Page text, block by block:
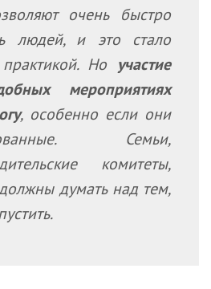
очень быстро
людей, и это стало
Но участие
мероприятиях
, особенно если они
Семьи,
комитеты,
думать над тем,